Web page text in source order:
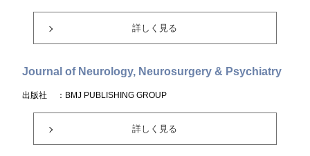
詳しく見る
Journal of Neurology, Neurosurgery & Psychiatry
出版社 ：BMJ PUBLISHING GROUP
詳しく見る